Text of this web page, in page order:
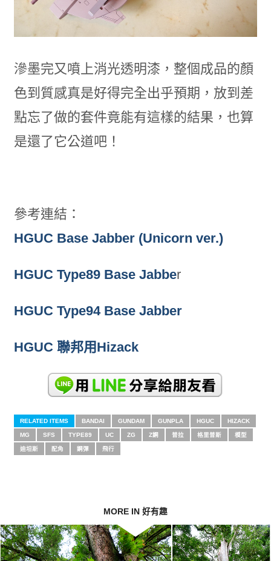
滲墨完又噴上消光透明漆，整個成品的顏
色到質感真是好得完全出乎預期，放到差
點忘了做的套件竟能有這樣的結果，也算
是還了它公道吧！
參考連結：
HGUC Base Jabber (Unicorn ver.)
HGUC Type89 Base Jabber
HGUC Type94 Base Jabber
HGUC 聯邦用Hizack
RELATED ITEMS BANDAI GUNDAM GUNPLA HGUC HIZACK
MG SFS TYPE89 UC ZG Z鋼 普拉 格里普斯 模型
迪坦斯 配角 鋼彈 飛行
MORE IN 好有趣